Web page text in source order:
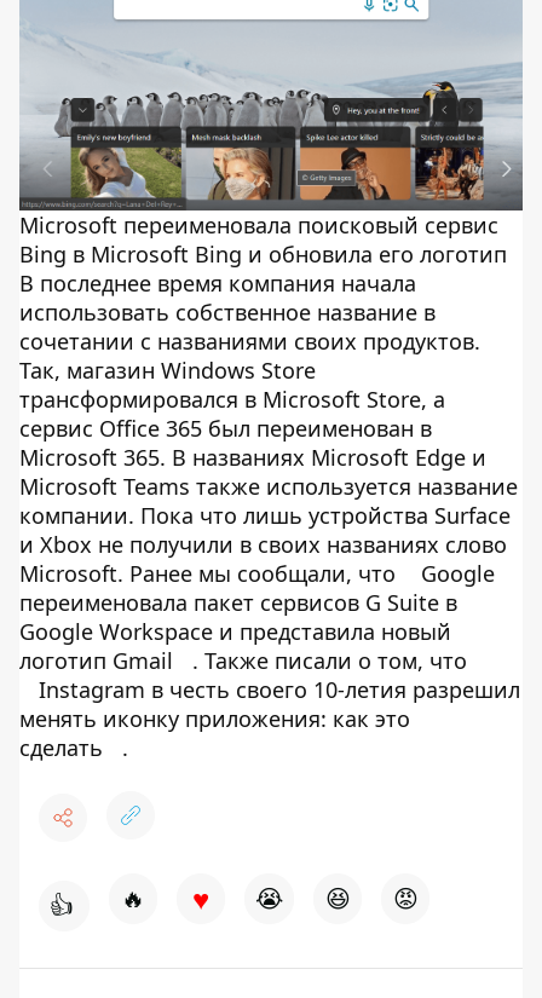
Microsoft переименовала поисковый сервис
Bing в Microsoft Bing и обновила его логотип
В последнее время компания начала
использовать собственное название в
сочетании с названиями своих продуктов.
Так, магазин Windows Store
трансформировался в Microsoft Store, а
сервис Office 365 был переименован в
Microsoft 365. В названиях Microsoft Edge и
Microsoft Teams также используется название
компании. Пока что лишь устройства Surface
и Xbox не получили в своих названиях слово
Microsoft. Ранее мы сообщали, что
Google
переименовала пакет сервисов G Suite в
Google Workspace и представила новый
логотип Gmail
. Также писали о том, что
Instagram в честь своего 10-летия разрешил
менять иконку приложения: как это
сделать
.
👍 🔥 ♥ 😭 😆 😡